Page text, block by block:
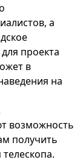
а
проекта
в
на
возможность
получить